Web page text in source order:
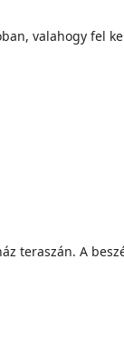
valahogy fel
teraszán. A